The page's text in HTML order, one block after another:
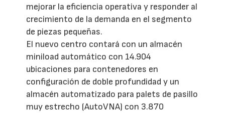
mejorar la eficiencia operativa y responder al
crecimiento de la demanda en el segmento
de piezas pequeñas.
El nuevo centro contará con un almacén
miniload automático con 14.904
ubicaciones para contenedores en
configuración de doble profundidad y un
almacén automatizado para palets de pasillo
muy estrecho (AutoVNA) con 3.870